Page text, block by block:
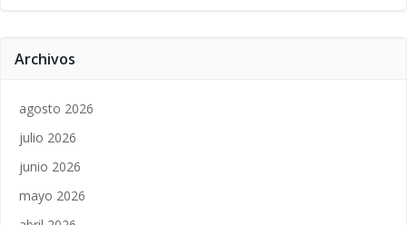
Archivos
agosto 2026
julio 2026
junio 2026
mayo 2026